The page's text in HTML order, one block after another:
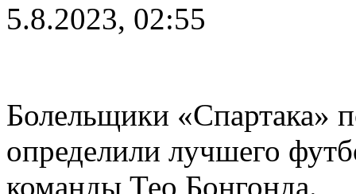
5.8.2023, 02:55
Болельщики «Спартака»
определили лучшего
команды Тео Бонгонда.